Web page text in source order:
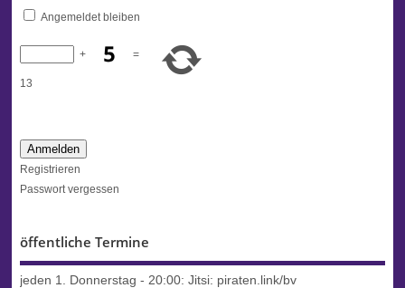
Angemeldet bleiben
+ =
13
Anmelden
Registrieren
Passwort vergessen
öffentliche Termine
jeden 1. Donnerstag - 20:00: Jitsi: piraten.link/bv